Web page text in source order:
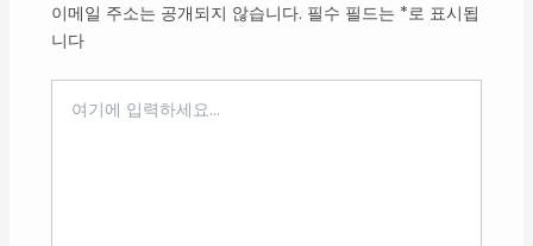
이메일 주소는 공개되지 않습니다. 필수 필드는 *로 표시됩
니다